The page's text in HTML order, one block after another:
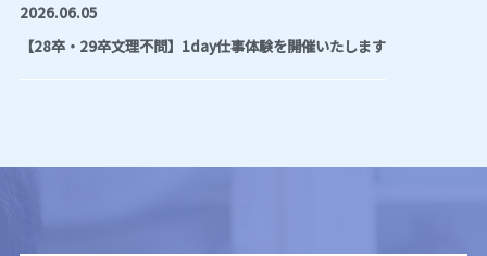
2026.06.05
【28卒・29卒文理不問】1day仕事体験を開催いたします